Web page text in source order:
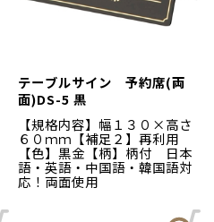
テーブルサイン 予約席(両
面)DS-5 黒
【規格内容】幅１３０×高さ
６０ｍｍ【補足２】再利用
【色】黒金【柄】柄付 日本
語・英語・中国語・韓国語対
応！両面使用